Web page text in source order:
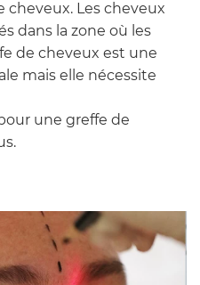
cheveux. Les cheveux
dans la zone où les
de cheveux est une
mais elle nécessite
une greffe de